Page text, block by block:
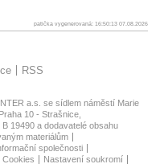
patička vygenerovaná: 16:50:13 07.08.2026
RSS
a.s. se sídlem náměstí Marie
10 - Strašnice,
19490 a dodavatelé obsahu
materiálům
společnosti
Cookies Nastavení soukromí